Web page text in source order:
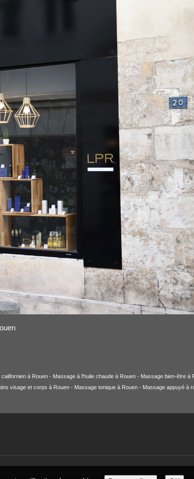
à Rouen - Massage à l'huile chaude à Rouen - Massage bien-être à
visage et corps à Rouen - Massage tonique à Rouen - Massage appuyé à